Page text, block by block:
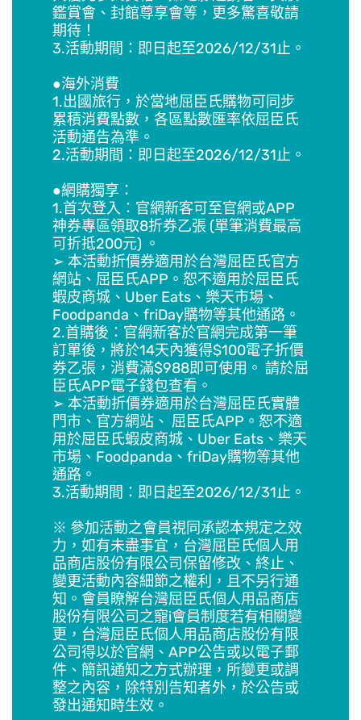
鑑賞會、封館尊享會等，更多驚喜敬請
期待！
3.活動期間：即日起至2026/12/31止。
●海外消費
1.出國旅行，於當地屈臣氏購物可同步
累積消費點數，各區點數匯率依屈臣氏
活動通告為準。
2.活動期間：即日起至2026/12/31止。
●網購獨享：
1.首次登入：官網新客可至官網或APP
神券專區領取8折券乙張 (單筆消費最高
可折抵200元) 。
➢ 本活動折價券適用於台灣屈臣氏官方
網站、屈臣氏APP。恕不適用於屈臣氏
蝦皮商城、Uber Eats、樂天市場、
Foodpanda、friDay購物等其他通路。
2.首購後：官網新客於官網完成第一筆
訂單後，將於14天內獲得$100電子折價
券乙張，消費滿$988即可使用。 請於屈
臣氏APP電子錢包查看。
➢ 本活動折價券適用於台灣屈臣氏實體
門市、官方網站、 屈臣氏APP。恕不適
用於屈臣氏蝦皮商城、Uber Eats、樂天
市場、Foodpanda、friDay購物等其他
通路。
3.活動期間：即日起至2026/12/31止。
※ 參加活動之會員視同承認本規定之效
力，如有未盡事宜，台灣屈臣氏個人用
品商店股份有限公司保留修改、終止、
變更活動內容細節之權利，且不另行通
知。會員瞭解台灣屈臣氏個人用品商店
股份有限公司之寵i會員制度若有相關變
更，台灣屈臣氏個人用品商店股份有限
公司得以於官網、APP公告或以電子郵
件、簡訊通知之方式辦理，所變更或調
整之內容，除特別告知者外，於公告或
發出通知時生效。